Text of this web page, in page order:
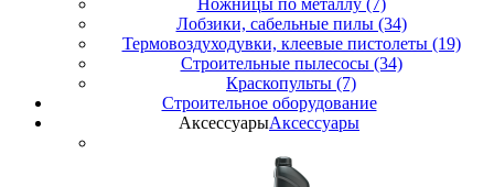
Ножницы по металлу (7)
Лобзики, сабельные пилы (34)
Термовоздуходувки, клеевые пистолеты (19)
Строительные пылесосы (34)
Краскопульты (7)
Строительное оборудование
АксессуарыАксессуары